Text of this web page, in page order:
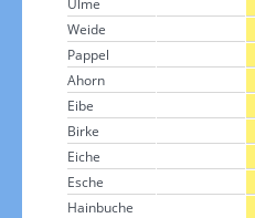
Weide
Pappel
Ahorn
Eibe
Birke
Eiche
Esche
Hainbuche